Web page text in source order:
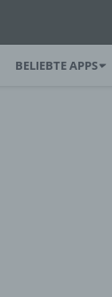
BELIEBTE APPS